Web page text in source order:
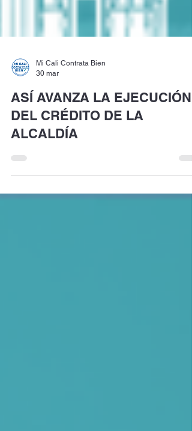
30 mar
ASÍ AVANZA LA EJECUCIÓN
DEL CRÉDITO DE LA
ALCALDÍA